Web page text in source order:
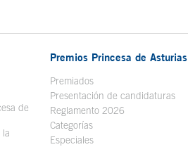
ventana nueva
de
la
Premios Princesa de Asturias
Premiados
Presentación de candidaturas
Reglamento 2026
Categorías
Especiales